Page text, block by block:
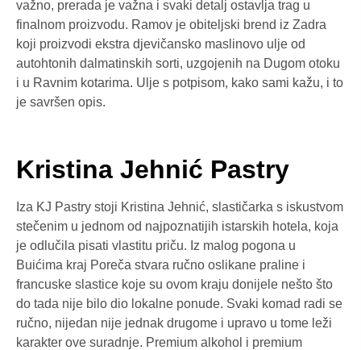
važno, prerada je važna i svaki detalj ostavlja trag u
finalnom proizvodu. Ramov je obiteljski brend iz Zadra
koji proizvodi ekstra djevičansko maslinovo ulje od
autohtonih dalmatinskih sorti, uzgojenih na Dugom otoku
i u Ravnim kotarima. Ulje s potpisom, kako sami kažu, i to
je savršen opis.
Kristina Jehnić Pastry
Iza KJ Pastry stoji Kristina Jehnić, slastičarka s iskustvom
stečenim u jednom od najpoznatijih istarskih hotela, koja
je odlučila pisati vlastitu priču. Iz malog pogona u
Buićima kraj Poreča stvara ručno oslikane praline i
francuske slastice koje su ovom kraju donijele nešto što
do tada nije bilo dio lokalne ponude. Svaki komad radi se
ručno, nijedan nije jednak drugome i upravo u tome leži
karakter ove suradnje. Premium alkohol i premium